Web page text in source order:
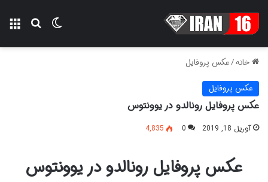
تغییر پوسته
خانه/عکس پروفایل
عکس پروفایل
عکس پروفایل رونالدو در یوونتوس
آوریل 18, 2019 0
4,835
عکس پروفایل رونالدو در یوونتوس